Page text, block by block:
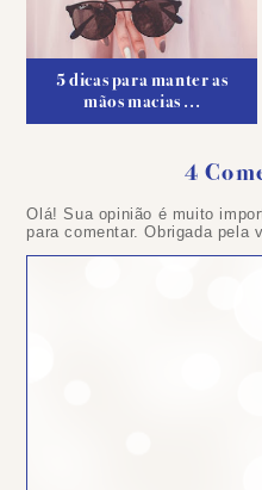
5 dicas para manter as
mãos macias ...
4
Olá! Sua opinião é muito
para comentar. Obrigada pela